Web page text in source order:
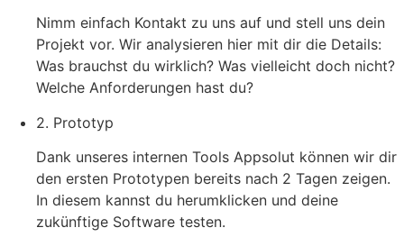
Nimm einfach Kontakt zu uns auf und stell uns dein
Projekt vor. Wir analysieren hier mit dir die Details:
Was brauchst du wirklich? Was vielleicht doch nicht?
Welche Anforderungen hast du?
2. Prototyp
Dank unseres internen Tools Appsolut können wir dir
den ersten Prototypen bereits nach 2 Tagen zeigen.
In diesem kannst du herumklicken und deine
zukünftige Software testen.